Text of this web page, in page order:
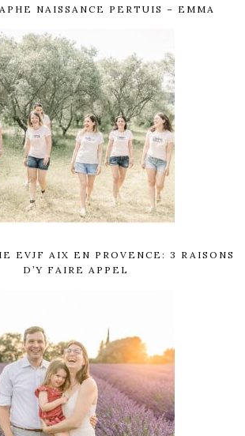
NAISSANCE PERTUIS – EMMA
EVJF AIX EN PROVENCE: 3 RAISONS
D’Y FAIRE APPEL